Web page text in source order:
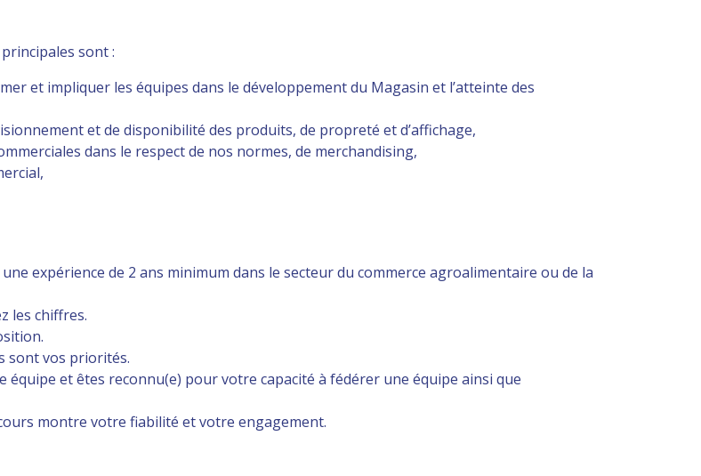
sont :
et impliquer les équipes dans le développement du Magasin et l’atteinte des
et de disponibilité des produits, de propreté et d’affichage,
dans le respect de nos normes, de merchandising,
expérience de 2 ans minimum dans le secteur du commerce agroalimentaire ou de la
les chiffres.
sont vos priorités.
équipe et êtes reconnu(e) pour votre capacité à fédérer une équipe ainsi que
montre votre fiabilité et votre engagement.